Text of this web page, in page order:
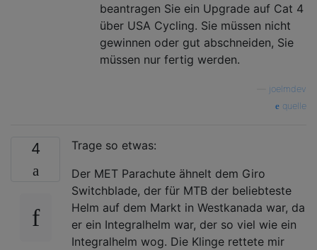
beantragen Sie ein Upgrade auf Cat 4
über USA Cycling. Sie müssen nicht
gewinnen oder gut abschneiden, Sie
müssen nur fertig werden.
joelmdev
quelle
4
Trage so etwas:
Der MET Parachute ähnelt dem Giro
Switchblade, der für MTB der beliebteste
Helm auf dem Markt in Westkanada war, da
er ein Integralhelm war, der so viel wie ein
Integralhelm wog. Die Klinge rettete mir